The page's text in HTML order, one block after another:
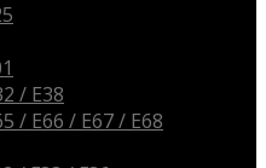
/ E38
/ E66 / E67 / E68